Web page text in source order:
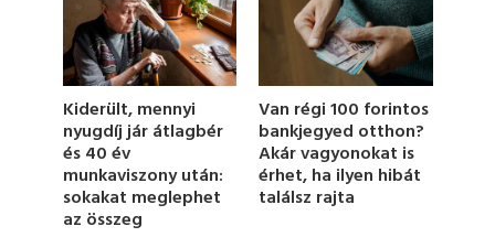
o
n
d
Kiderült, mennyi
nyugdíj jár átlagbér
és 40 év
munkaviszony után:
sokakat meglephet
az összeg
Van régi 100 forintos
bankjegyed otthon?
Akár vagyonokat is
érhet, ha ilyen hibát
találsz rajta